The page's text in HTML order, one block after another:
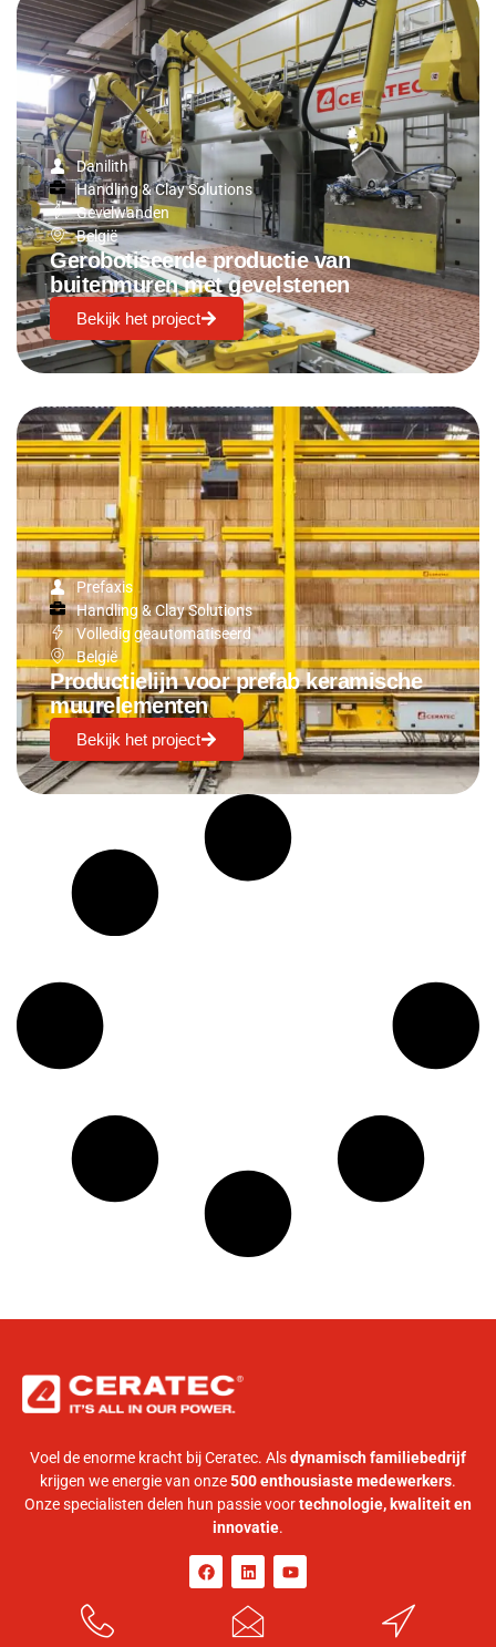
Danilith
Handling & Clay Solutions
Gevelwanden
België
Gerobotiseerde productie van
buitenmuren met gevelstenen
Bekijk het project
Prefaxis
Handling & Clay Solutions
Volledig geautomatiseerd
België
Productielijn voor prefab keramische
muurelementen
Bekijk het project
Voel de enorme kracht bij Ceratec. Alsdynamisch familiebedrijf
krijgen we energie van onze500 enthousiaste medewerkers.
Onze specialisten delen hun passie voortechnologie, kwaliteit en
innovatie.